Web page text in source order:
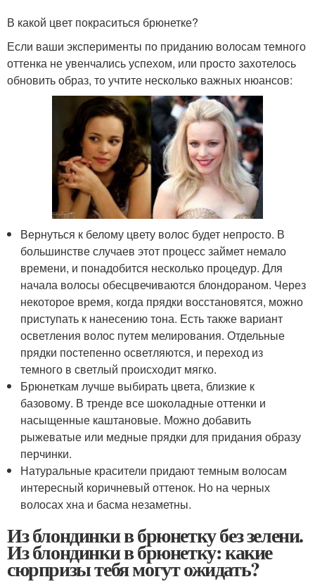
В какой цвет покраситься брюнетке?
Если ваши эксперименты по приданию волосам темного
оттенка не увенчались успехом, или просто захотелось
обновить образ, то учтите несколько важных нюансов:
Вернуться к белому цвету волос будет непросто. В
большинстве случаев этот процесс займет немало
времени, и понадобится несколько процедур. Для
начала волосы обесцвечиваются блондораном. Через
некоторое время, когда прядки восстановятся, можно
приступать к нанесению тона. Есть также вариант
осветления волос путем мелирования. Отдельные
прядки постепенно осветляются, и переход из
темного в светлый происходит мягко.
Брюнеткам лучше выбирать цвета, близкие к
базовому. В тренде все шоколадные оттенки и
насыщенные каштановые. Можно добавить
рыжеватые или медные прядки для придания образу
перчинки.
Натуральные красители придают темным волосам
интересный коричневый оттенок. Но на черных
волосах хна и басма незаметны.
Из блондинки в брюнетку без зелени.
Из блондинки в брюнетку: какие
сюрпризы тебя могут ожидать?